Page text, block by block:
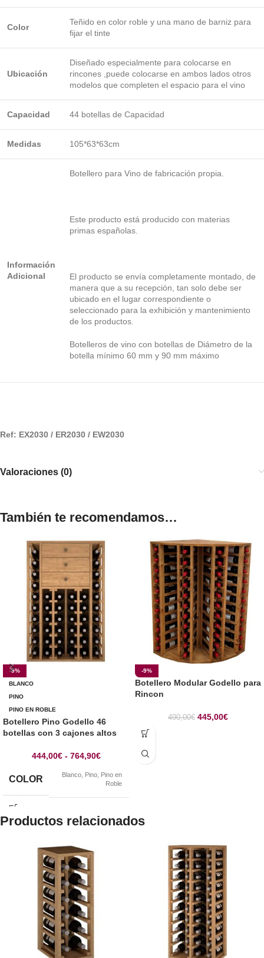
Color
Teñido en color roble y una mano de barniz para
fijar el tinte
Ubicación
Diseñado especialmente para colocarse en
rincones ,puede colocarse en ambos lados otros
modelos que completen el espacio para el vino
Capacidad 44 botellas de Capacidad
Medidas 105*63*63cm
Información
Adicional
Botellero para Vino de fabricación propia.
Este producto está producido con materias
primas españolas.
El producto se envía completamente montado, de
manera que a su recepción, tan solo debe ser
ubicado en el lugar correspondiente o
seleccionado para la exhibición y mantenimiento
de los productos.
Botelleros de vino con botellas de Diámetro de la
botella mínimo 60 mm y 90 mm máximo
Ref: EX2030 / ER2030 / EW2030
Valoraciones (0)
También te recomendamos…
-5%
BLANCO
PINO
PINO EN ROBLE
Botellero Pino Godello 46
botellas con 3 cajones altos
444,00€ - 764,90€
COLOR Blanco Pino Pino en
Roble
-9%
Botellero Modular Godello para
Rincon
490,00€ 445,00€
Productos relacionados